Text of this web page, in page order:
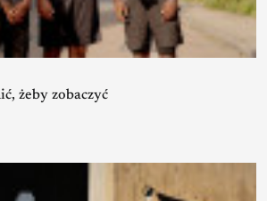
żeby zobaczyć